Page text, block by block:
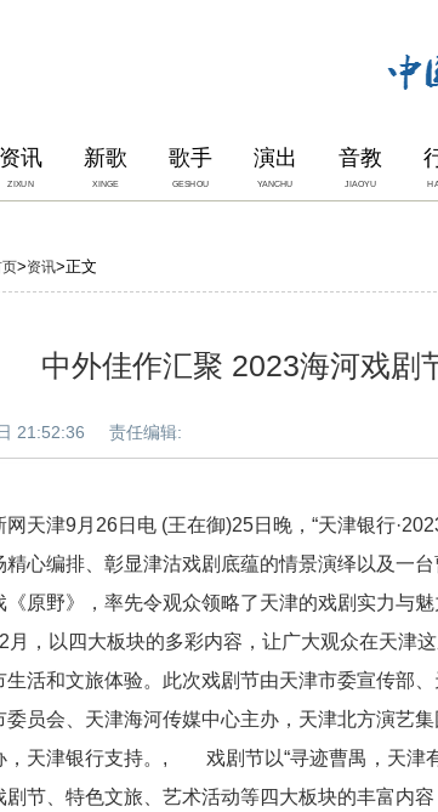
资讯
ZIXUN
新歌
XINGE
歌手
GESHOU
演出
YANCHU
音教
JIAOYU
>资讯>正文
中外佳作汇聚 2023海河戏剧
21:52:36 责任编辑:
津9月26日电 (王在御)25日晚，“天津银行
精心编排、彰显津沽戏剧底蕴的情景演绎以及一
《原野》，率先令观众领略了天津的戏剧实力
月，以四大板块的多彩内容，让广大观众在天津
生活和文旅体验。此次戏剧节由天津市委宣传部
委员会、天津海河传媒中心主办，天津北方演艺
，天津银行支持。, 戏剧节以“寻迹曹禺，天津有
剧节、特色文旅、艺术活动等四大板块的丰富内容